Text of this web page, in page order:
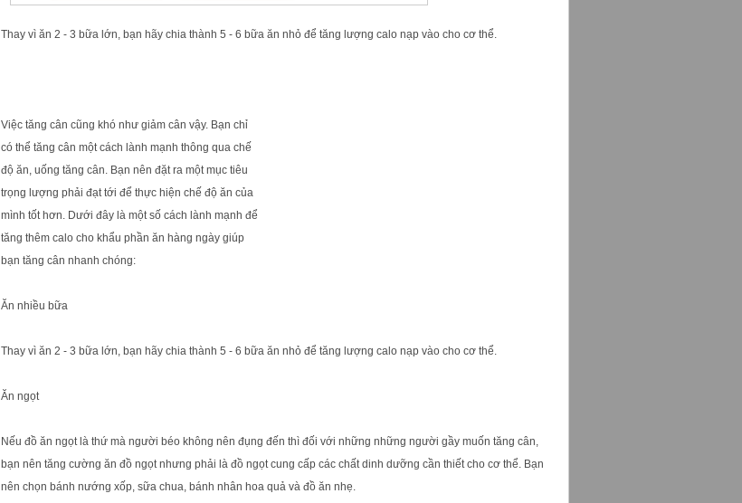
Thay vì ăn 2 - 3 bữa lớn, bạn hãy chia thành 5 - 6 bữa ăn nhỏ để tăng lượng calo nạp vào cho cơ thể.
Việc tăng cân cũng khó như giảm cân vậy. Bạn chỉ
có thể tăng cân một cách lành mạnh thông qua chế
độ ăn, uống tăng cân. Bạn nên đặt ra một mục tiêu
trọng lượng phải đạt tới để thực hiện chế độ ăn của
mình tốt hơn. Dưới đây là một số cách lành mạnh để
tăng thêm calo cho khẩu phần ăn hàng ngày giúp
bạn tăng cân nhanh chóng:
Ăn nhiều bữa
Thay vì ăn 2 - 3 bữa lớn, bạn hãy chia thành 5 - 6 bữa ăn nhỏ để tăng lượng calo nạp vào cho cơ thể.
Ăn ngọt
Nếu đồ ăn ngọt là thứ mà người béo không nên đụng đến thì đối với những những người gầy muốn tăng cân,
bạn nên tăng cường ăn đồ ngọt nhưng phải là đồ ngọt cung cấp các chất dinh dưỡng cần thiết cho cơ thể. Bạn
nên chọn bánh nướng xốp, sữa chua, bánh nhân hoa quả và đồ ăn nhẹ.